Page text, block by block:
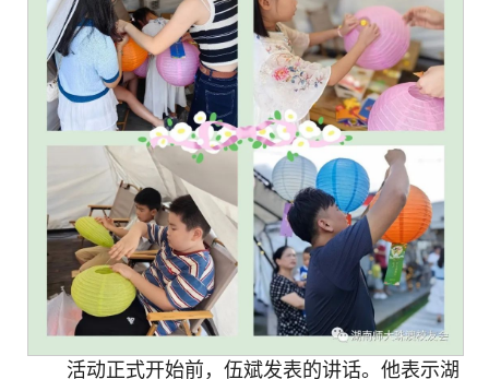
活动正式开始前，伍斌发表的讲话。他表示湖